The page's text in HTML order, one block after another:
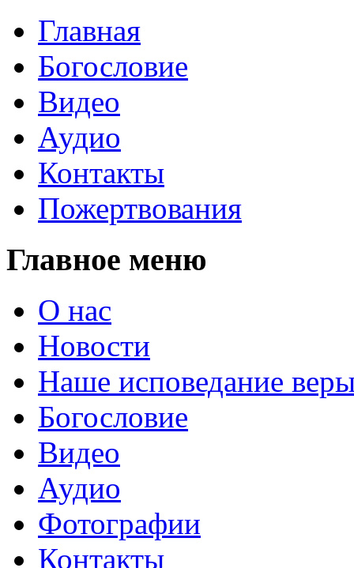
Главная
Богословие
Видео
Аудио
Контакты
Пожертвования
Главное меню
О нас
Новости
Наше исповедание
Богословие
Видео
Аудио
Фотографии
Контакты